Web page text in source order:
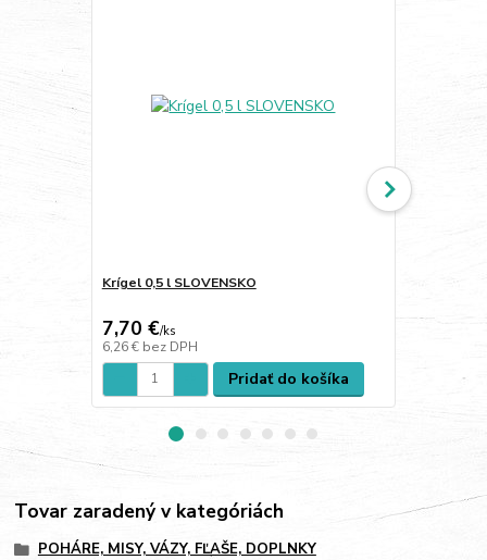
Krígel 0,5 l SLOVENSKO
7,70 €/ks
6,26 € bez DPH
Pridať do košíka
Tovar zaradený v kategóriách
POHÁRE, MISY, VÁZY, FĽAŠE, DOPLNKY